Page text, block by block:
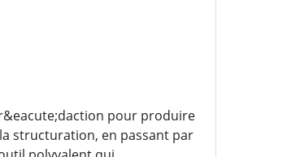
pour produire
structuration, en passant par